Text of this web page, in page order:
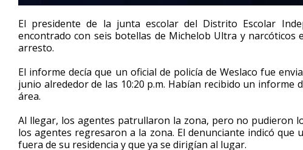
seconds
of
34
seconds
El presidente de la junta escolar del Distrito Escolar
encontrado con seis botellas de Michelob Ultra y
arresto.
El informe decía que un oficial de policía de Weslaco fue
junio alrededor de las 10:20 p.m. Habían recibido un informe
área.
Al llegar, los agentes patrullaron la zona, pero no pudieron
los agentes regresaron a la zona. El denunciante indicó que
fuera de su residencia y que ya se dirigían al lugar.